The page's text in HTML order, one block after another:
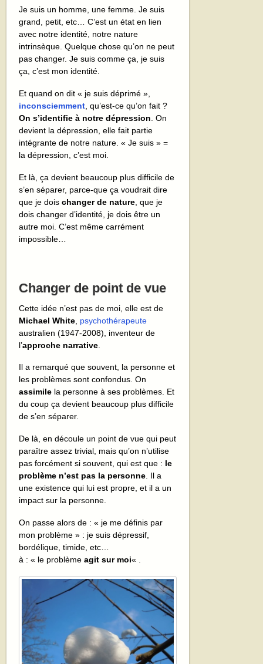
Je suis un homme, une femme. Je suis
grand, petit, etc… C’est un état en lien
avec notre identité, notre nature
intrinsèque. Quelque chose qu’on ne peut
pas changer. Je suis comme ça, je suis
ça, c’est mon identité.
Et quand on dit « je suis déprimé »,
inconsciemment , qu’est-ce qu’on fait ?
On s’identifie à notre dépression . On
devient la dépression, elle fait partie
intégrante de notre nature. « Je suis » =
la dépression, c’est moi.
Et là, ça devient beaucoup plus difficile de
s’en séparer, parce-que ça voudrait dire
que je doischanger de nature , que je
dois changer d’identité, je dois être un
autre moi. C’est même carrément
impossible…
Changer de point de vue
Cette idée n’est pas de moi, elle est de
Michael White psychothérapeute
australien (1947-2008), inventeur de
l’approche narrative
Il a remarqué que souvent, la personne et
les problèmes sont confondus. On
assimile la personne à ses problèmes. Et
du coup ça devient beaucoup plus difficile
de s’en séparer.
De là, en découle un point de vue qui peut
paraître assez trivial, mais qu’on n’utilise
pas forcément si souvent, qui est que : le
problème n’est pas la personne . Il a
une existence qui lui est propre, et il a un
impact sur la personne.
On passe alors de : « je me définis par
mon problème » : je suis dépressif,
bordélique, timide, etc…
à : « le problèmeagit sur moi« .